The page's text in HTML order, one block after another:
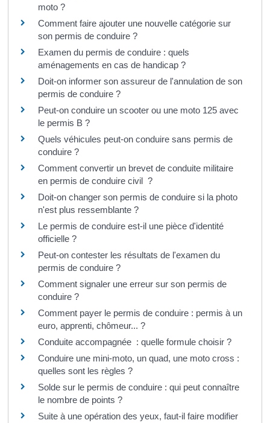
moto ?
Comment faire ajouter une nouvelle catégorie sur
son permis de conduire ?
Examen du permis de conduire : quels
aménagements en cas de handicap ?
Doit-on informer son assureur de l'annulation de son
permis de conduire ?
Peut-on conduire un scooter ou une moto 125 avec
le permis B ?
Quels véhicules peut-on conduire sans permis de
conduire ?
Comment convertir un brevet de conduite militaire
en permis de conduire civil ?
Doit-on changer son permis de conduire si la photo
n'est plus ressemblante ?
Le permis de conduire est-il une pièce d'identité
officielle ?
Peut-on contester les résultats de l'examen du
permis de conduire ?
Comment signaler une erreur sur son permis de
conduire ?
Comment payer le permis de conduire : permis à un
euro, apprenti, chômeur... ?
Conduite accompagnée : quelle formule choisir ?
Conduire une mini-moto, un quad, une moto cross :
quelles sont les règles ?
Solde sur le permis de conduire : qui peut connaître
le nombre de points ?
Suite à une opération des yeux, faut-il faire modifier